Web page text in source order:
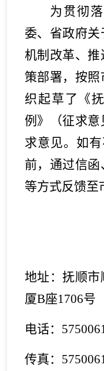
为贯彻
委、省政府关
机制改革、推
策部署，按照
织起草了《
例》（征求
求意见。如
前，通过信
等方式反馈至
地址：抚顺
厦B座1706号
电话：57500
传真：